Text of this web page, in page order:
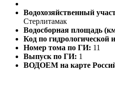
Водохозяйственный
Стерлитамак
Водосборная площадь
Код по гидрологической
Номер тома по ГИ: 11
Выпуск по ГИ: 1
ВОДОЕМ на карте